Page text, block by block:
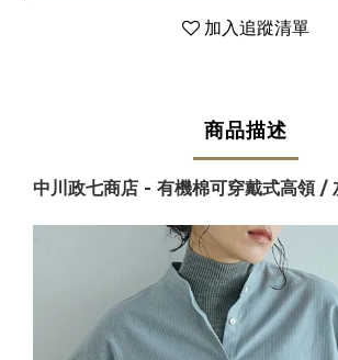
加入追蹤清單
商品描述
中川政七商店 - 有機棉可穿戴式高領